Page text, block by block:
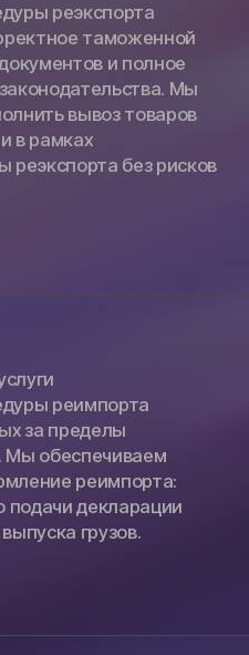
реэкспорта
таможенной
и полное
Мы
вывоз товаров
в рамках
реэкспорта без рисков
реимпорта
за пределы
Мы обеспечиваем
реимпорта:
подачи декларации
грузов.